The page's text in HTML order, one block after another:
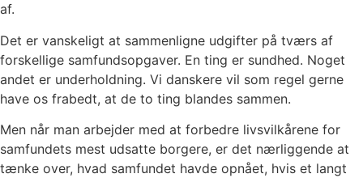
af.
Det er vanskeligt at sammenligne udgifter på tværs af
forskellige samfundsopgaver. En ting er sundhed. Noget
andet er underholdning. Vi danskere vil som regel gerne
have os frabedt, at de to ting blandes sammen.
Men når man arbejder med at forbedre livsvilkårene for
samfundets mest udsatte borgere, er det nærliggende at
tænke over, hvad samfundet havde opnået, hvis et langt